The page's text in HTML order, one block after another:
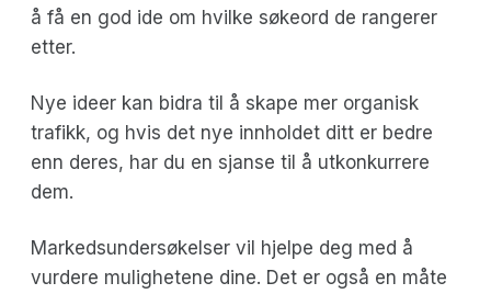
å få en god ide om hvilke søkeord de rangerer
etter.
Nye ideer kan bidra til å skape mer organisk
trafikk, og hvis det nye innholdet ditt er bedre
enn deres, har du en sjanse til å utkonkurrere
dem.
Markedsundersøkelser vil hjelpe deg med å
vurdere mulighetene dine. Det er også en måte